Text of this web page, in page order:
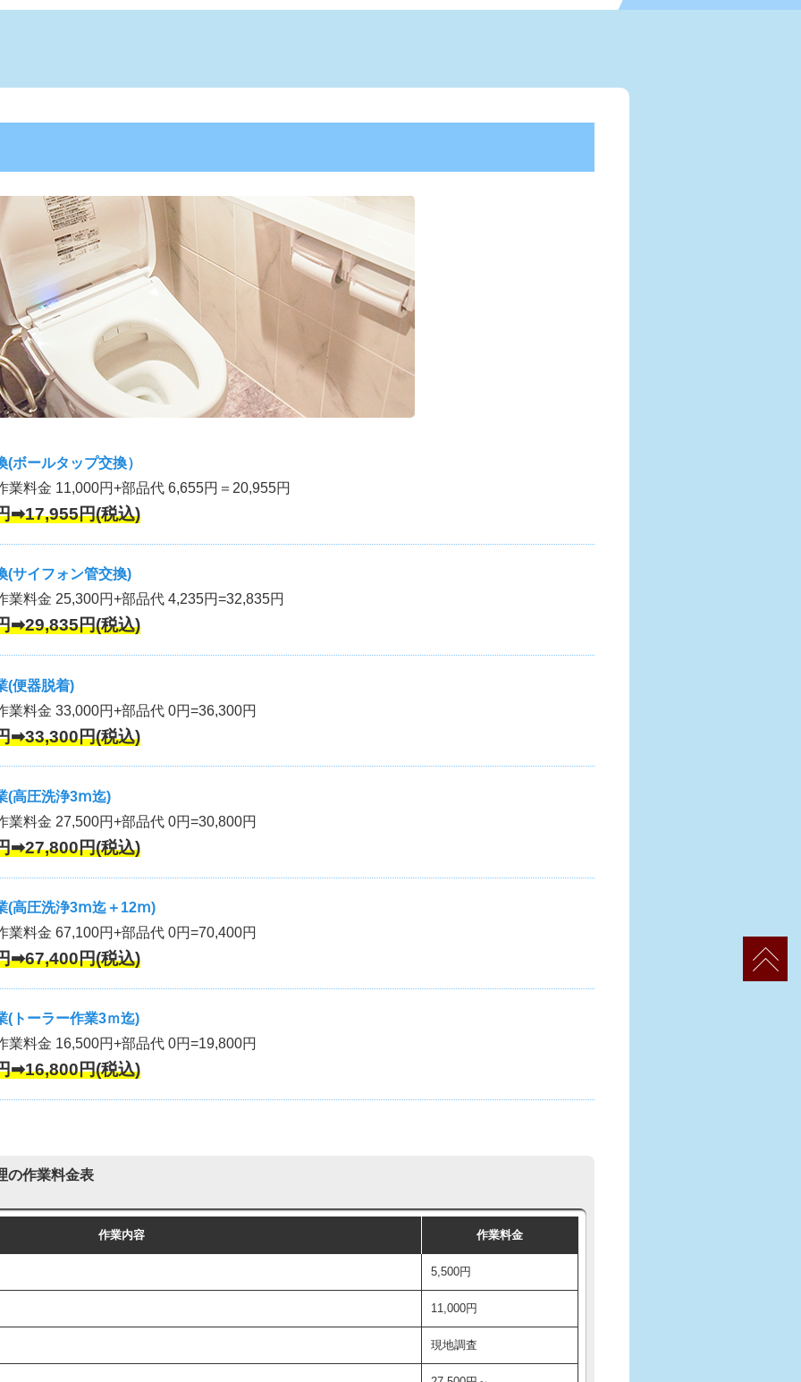
ボールタップ交換）
業料金 11,000円+部品代 6,655円＝20,955円
➡17,955円(税込)
(サイフォン管交換)
業料金 25,300円+部品代 4,235円=32,835円
➡29,835円(税込)
(便器脱着)
業料金 33,000円+部品代 0円=36,300円
➡33,300円(税込)
(高圧洗浄3ⅿ迄)
業料金 27,500円+部品代 0円=30,800円
➡27,800円(税込)
(高圧洗浄3ⅿ迄＋12ⅿ)
業料金 67,100円+部品代 0円=70,400円
➡67,400円(税込)
(トーラー作業3ｍ迄)
業料金 16,500円+部品代 0円=19,800円
➡16,800円(税込)
の作業料金表
作業内容 作業料金
5,500円
11,000円
現地調査